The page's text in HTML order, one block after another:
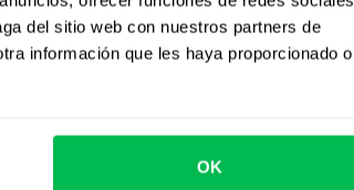
del sitio web con nuestros partners de
información que les haya proporcionado o
OK
para los